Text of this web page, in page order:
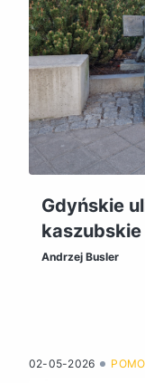
Gdyńskie
Andrzej Busler
02-05-2026